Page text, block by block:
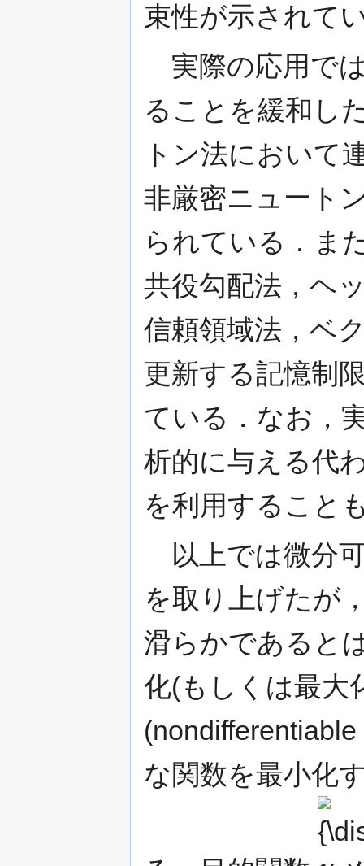
束性が示されて
実際の応用で
ることを緩和し
トン法において
非厳密ニュート
られている．ま
共役勾配法，ヘ
信頼領域法，ベ
更新する記憶制
ている．なお，
析的に与える代
を利用すること
以上では微分
を取り上げたが
滑らかであると
化(もしくは最大
な関数を最小化
f(x)\,}